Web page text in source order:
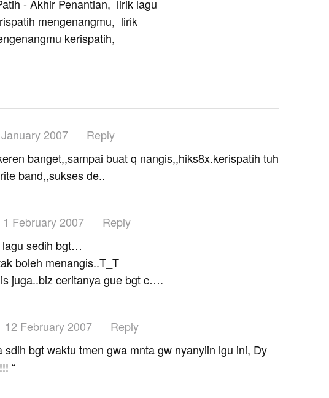
- Akhir Penantian, lirik lagu
mengenangmu, lirik
kerispatih,
2007
Reply
banget,,sampai buat q nangis,,hiks8x.kerispatih tuh
band,,sukses de..
1 February 2007
Reply
lagu sedih bgt…
boleh menangis..T_T
juga..biz ceritanya gue bgt c….
12 February 2007
Reply
sdih bgt waktu tmen gwa mnta gw nyanyiin lgu ini, Dy
“